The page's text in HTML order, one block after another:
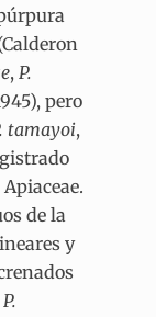
, P.
pero
tamayoi,
de la
y
P.